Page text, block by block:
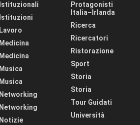
Istituzionali
Istituzioni
Lavoro
Medicina
Medicina
Musica
Musica
Networking
Networking
Notizie
Protagonisti
Italia–Irlanda
Ricerca
Ricercatori
Ristorazione
Sport
Storia
Storia
Tour Guidati
Università